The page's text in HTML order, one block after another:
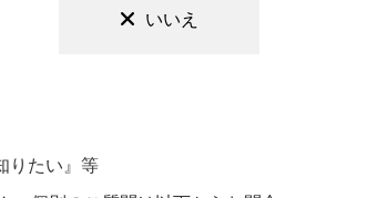
いいえ
りたい』等